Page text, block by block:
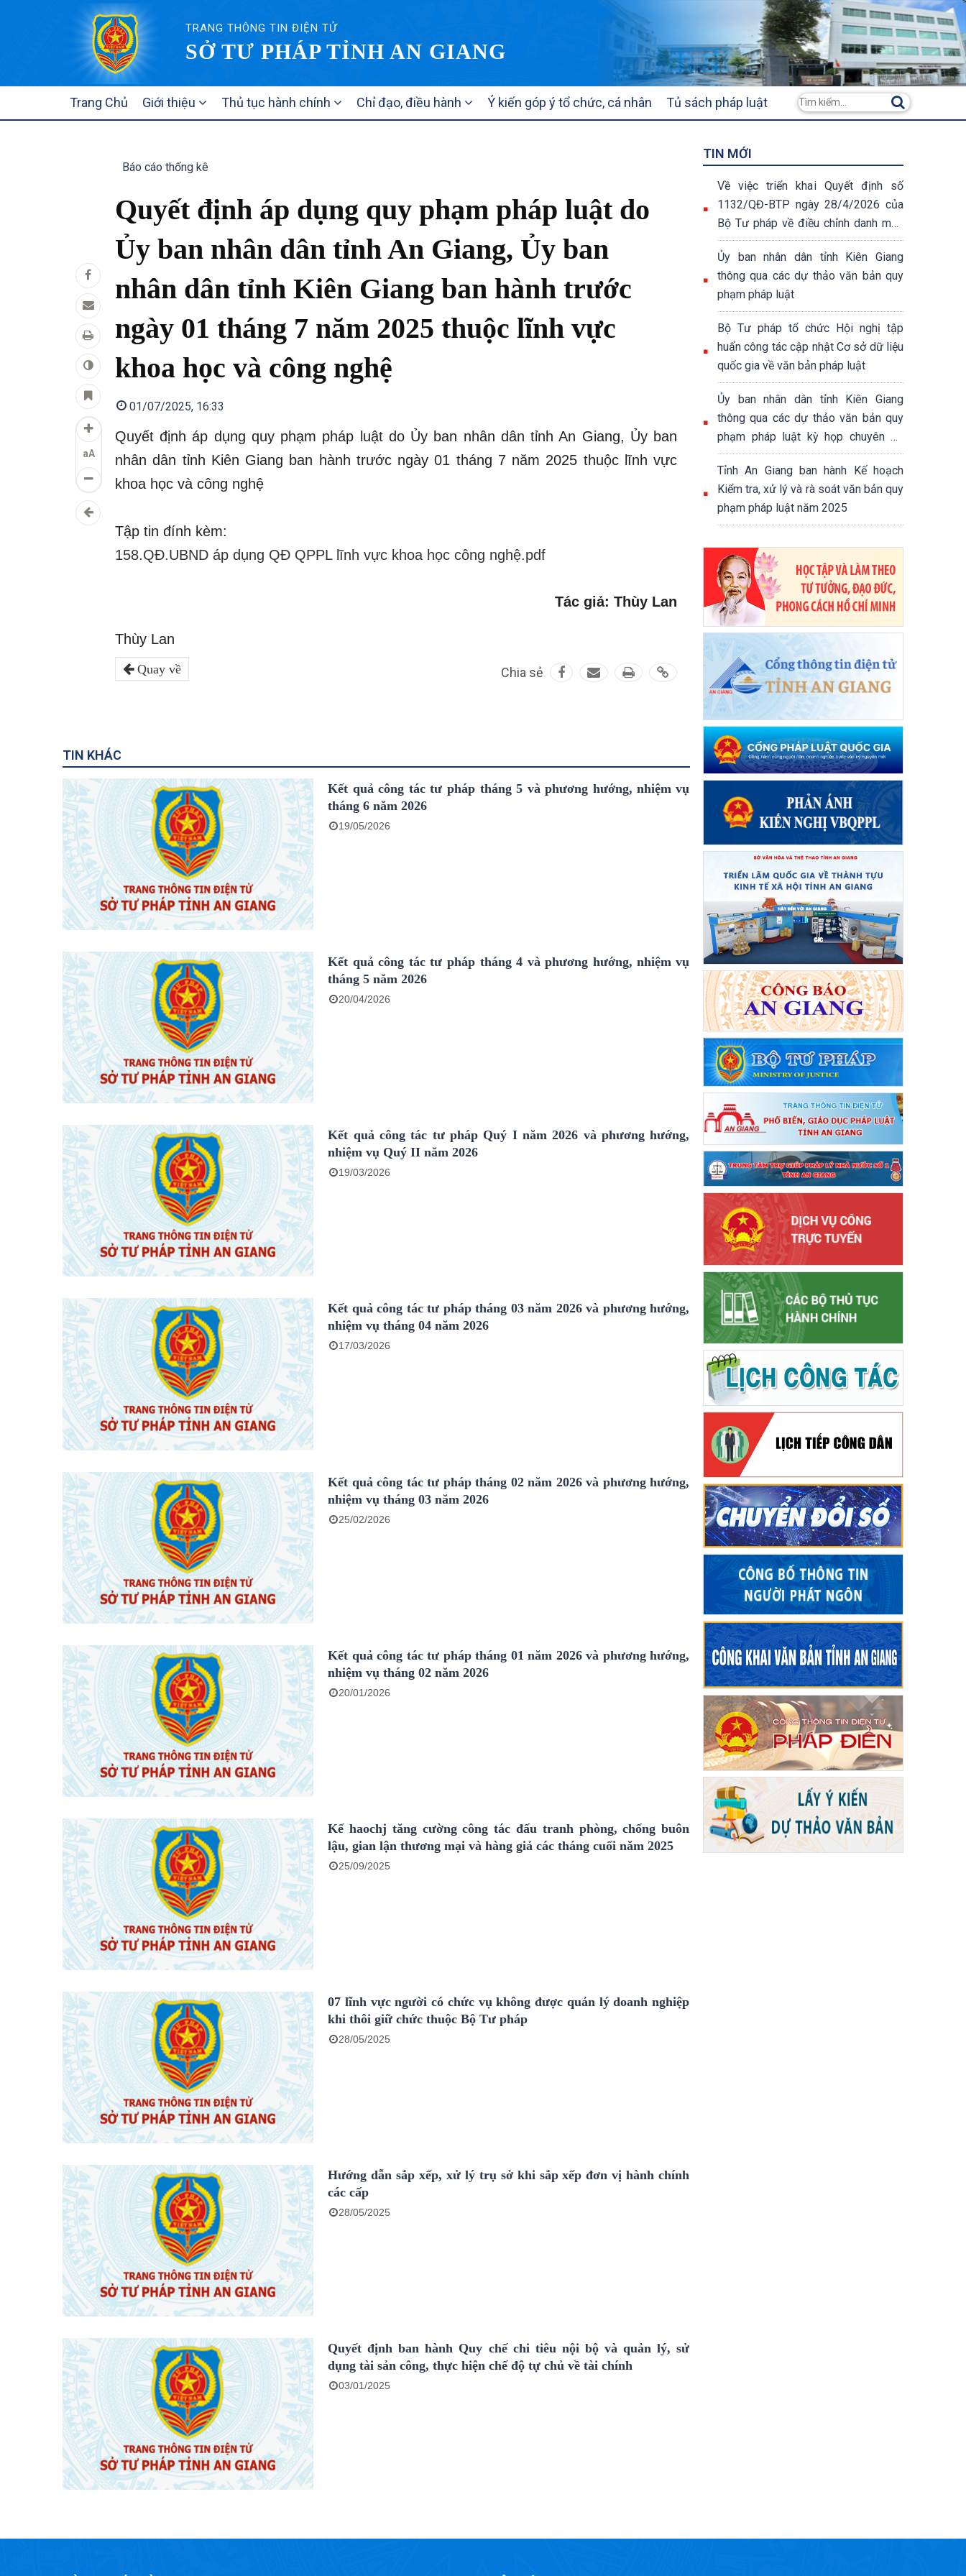
TRANG THÔNG TIN ĐIỆN TỬ
SỞ TƯ PHÁP TỈNH AN GIANG
NAVIGATION
Trang Chủ Giới thiệu Thủ tục hành chính Chỉ đạo, điều hành Ý kiến góp ý tổ chức, cá nhân Tủ sách pháp luật
aA
Báo cáo thống kê
Quyết định áp dụng quy phạm pháp luật do
Ủy ban nhân dân tỉnh An Giang, Ủy ban
nhân dân tỉnh Kiên Giang ban hành trước
ngày 01 tháng 7 năm 2025 thuộc lĩnh vực
khoa học và công nghệ
01/07/2025, 16:33
Quyết định áp dụng quy phạm pháp luật do Ủy ban nhân dân tỉnh An Giang, Ủy ban
nhân dân tỉnh Kiên Giang ban hành trước ngày 01 tháng 7 năm 2025 thuộc lĩnh vực
khoa học và công nghệ
Tập tin đính kèm:
158.QĐ.UBND áp dụng QĐ QPPL lĩnh vực khoa học công nghệ.pdf
Tác giả: Thùy Lan
Thùy Lan
Quay về Chia sẻ
TIN KHÁC
Kết quả công tác tư pháp tháng 5 và phương hướng, nhiệm vụ
tháng 6 năm 2026
19/05/2026
Kết quả công tác tư pháp tháng 4 và phương hướng, nhiệm vụ
tháng 5 năm 2026
20/04/2026
Kết quả công tác tư pháp Quý I năm 2026 và phương hướng,
nhiệm vụ Quý II năm 2026
19/03/2026
Kết quả công tác tư pháp tháng 03 năm 2026 và phương hướng,
nhiệm vụ tháng 04 năm 2026
17/03/2026
Kết quả công tác tư pháp tháng 02 năm 2026 và phương hướng,
nhiệm vụ tháng 03 năm 2026
25/02/2026
Kết quả công tác tư pháp tháng 01 năm 2026 và phương hướng,
nhiệm vụ tháng 02 năm 2026
20/01/2026
Kế haochj tăng cường công tác đấu tranh phòng, chống buôn
lậu, gian lận thương mại và hàng giả các tháng cuối năm 2025
25/09/2025
07 lĩnh vực người có chức vụ không được quản lý doanh nghiệp
khi thôi giữ chức thuộc Bộ Tư pháp
28/05/2025
Hướng dẫn sắp xếp, xử lý trụ sở khi sắp xếp đơn vị hành chính
các cấp
28/05/2025
Quyết định ban hành Quy chế chi tiêu nội bộ và quản lý, sử
dụng tài sản công, thực hiện chế độ tự chủ về tài chính
03/01/2025
TIN MỚI
Về việc triển khai Quyết định số
1132/QĐ-BTP ngày 28/4/2026 của
Bộ Tư pháp về điều chỉnh danh mục
thủ tục hành chính
Ủy ban nhân dân tỉnh Kiên Giang
thông qua các dự thảo văn bản quy
phạm pháp luật
Bộ Tư pháp tổ chức Hội nghị tập
huấn công tác cập nhật Cơ sở dữ liệu
quốc gia về văn bản pháp luật
Ủy ban nhân dân tỉnh Kiên Giang
thông qua các dự thảo văn bản quy
phạm pháp luật kỳ họp chuyên để
của Hội đồng nhân dân tỉnh
Tỉnh An Giang ban hành Kế hoạch
Kiểm tra, xử lý và rà soát văn bản quy
phạm pháp luật năm 2025